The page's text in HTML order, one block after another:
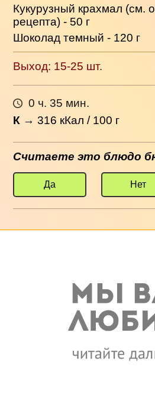
Кукурузный крахмал (см.
рецепта) - 50 г
Шоколад темный - 120 г
Выход: 15-25 шт.
0 ч. 35 мин.
К →316 кКал / 100 г
Считаете это блюдо
Да Нет